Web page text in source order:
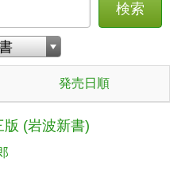
検索
発売日順
(岩波新書)